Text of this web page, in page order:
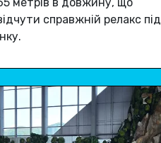
справжній релакс під